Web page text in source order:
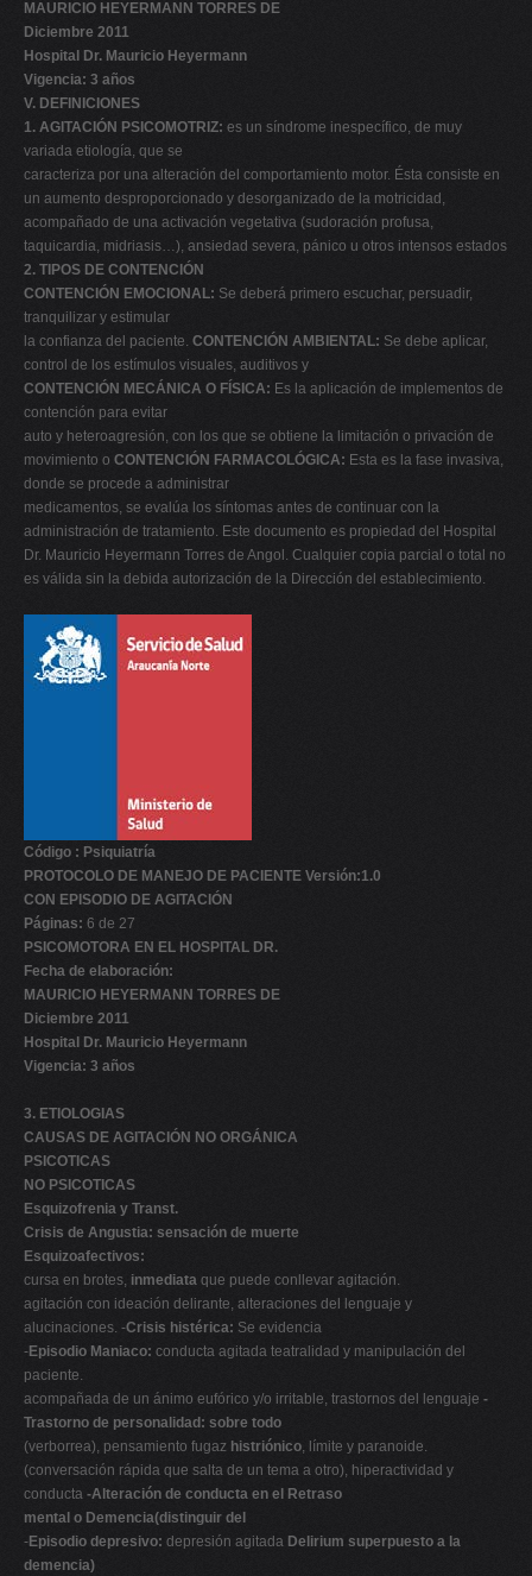
MAURICIO HEYERMANN TORRES DE
Diciembre 2011
Hospital Dr. Mauricio Heyermann
Vigencia: 3 años
V. DEFINICIONES
1. AGITACIÓN PSICOMOTRIZ: es un síndrome inespecífico, de muy
variada etiología, que se
caracteriza por una alteración del comportamiento motor. Ésta consiste en
un aumento desproporcionado y desorganizado de la motricidad,
acompañado de una activación vegetativa (sudoración profusa,
taquicardia, midriasis…), ansiedad severa, pánico u otros intensos estados
2. TIPOS DE CONTENCIÓN
CONTENCIÓN EMOCIONAL: Se deberá primero escuchar, persuadir,
tranquilizar y estimular
la confianza del paciente. CONTENCIÓN AMBIENTAL: Se debe aplicar,
control de los estímulos visuales, auditivos y
CONTENCIÓN MECÁNICA O FÍSICA: Es la aplicación de implementos de
contención para evitar
auto y heteroagresión, con los que se obtiene la limitación o privación de
movimiento o CONTENCIÓN FARMACOLÓGICA: Esta es la fase invasiva,
donde se procede a administrar
medicamentos, se evalúa los síntomas antes de continuar con la
administración de tratamiento. Este documento es propiedad del Hospital
Dr. Mauricio Heyermann Torres de Angol. Cualquier copia parcial o total no
es válida sin la debida autorización de la Dirección del establecimiento.
Código : Psiquiatría
PROTOCOLO DE MANEJO DE PACIENTE Versión:1.0
CON EPISODIO DE AGITACIÓN
Páginas: 6 de 27
PSICOMOTORA EN EL HOSPITAL DR.
Fecha de elaboración:
MAURICIO HEYERMANN TORRES DE
Diciembre 2011
Hospital Dr. Mauricio Heyermann
Vigencia: 3 años
3. ETIOLOGIAS
CAUSAS DE AGITACIÓN NO ORGÁNICA
PSICOTICAS
NO PSICOTICAS
Esquizofrenia y Transt.
Crisis de Angustia: sensación de muerte
Esquizoafectivos:
cursa en brotes, inmediata que puede conllevar agitación.
agitación con ideación delirante, alteraciones del lenguaje y
alucinaciones. -Crisis histérica: Se evidencia
-Episodio Maniaco: conducta agitada teatralidad y manipulación del
paciente.
acompañada de un ánimo eufórico y/o irritable, trastornos del lenguaje -
Trastorno de personalidad: sobre todo
(verborrea), pensamiento fugaz histriónico, límite y paranoide.
(conversación rápida que salta de un tema a otro), hiperactividad y
conducta -Alteración de conducta en el Retraso
mental o Demencia(distinguir del
-Episodio depresivo: depresión agitada Delirium superpuesto a la
demencia)